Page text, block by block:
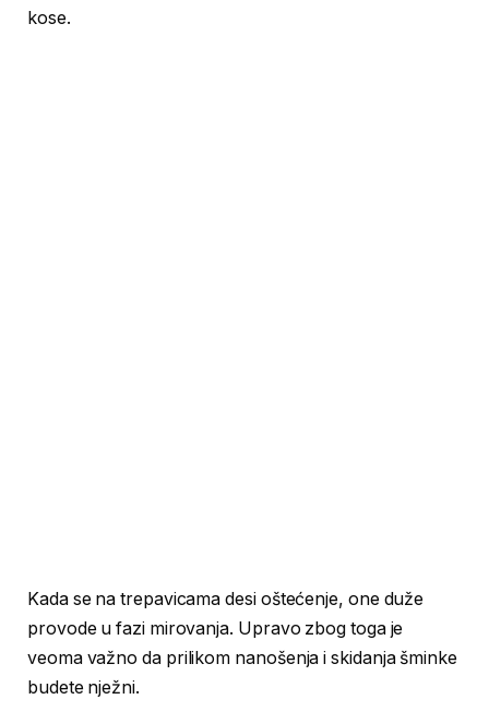
kose.
Kada se na trepavicama desi oštećenje, one duže
provode u fazi mirovanja. Upravo zbog toga je
veoma važno da prilikom nanošenja i skidanja šminke
budete nježni.